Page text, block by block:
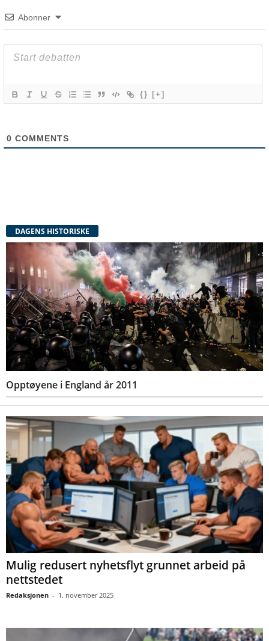
Abonner
{} [+]
0 COMMENTS
DAGENS HISTORISKE
Opptøyene i England år 2011
Mulig redusert nyhetsflyt grunnet arbeid på
nettstedet
Redaksjonen - 1. november 2025